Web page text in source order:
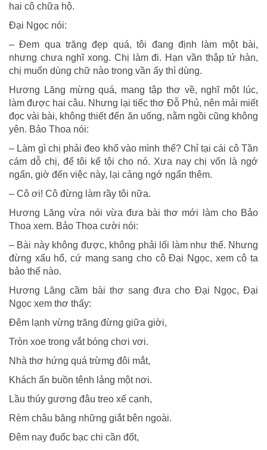
hai cô chữa hộ.
Đại Ngọc nói:
– Đem qua trăng đẹp quá, tôi đang định làm một bài,
nhưng chưa nghĩ xong. Chị làm đi. Hạn vần thập tứ hàn,
chị muốn dùng chữ nào trong vần ấy thì dùng.
Hương Lăng mừng quá, mang tập thơ về, nghĩ một lúc,
làm được hai câu. Nhưng lại tiếc thơ Đỗ Phủ, nên mải miết
đọc vài bài, không thiết đến ăn uống, nằm ngồi cũng không
yên. Bảo Thoa nói:
– Làm gì chị phải đeo khổ vào mình thế? Chỉ tại cái cô Tần
cám dỗ chị, để tôi kể tội cho nó. Xưa nay chị vốn là ngớ
ngẩn, giờ đến việc này, lại cảng ngớ ngẩn thêm.
– Cô ơi! Cô đừng làm rầy tôi nữa.
Hương Lăng vừa nói vừa đưa bài thơ mới làm cho Bảo
Thoa xem. Bảo Thoa cười nói:
– Bài này không được, không phải lối làm như thế. Nhưng
đừng xấu hổ, cứ mang sang cho cô Đại Ngọc, xem cô ta
bảo thế nào.
Hương Lăng cầm bài thơ sang đưa cho Đại Ngọc, Đại
Ngọc xem thơ thấy:
Đêm lạnh vừng trăng đừng giữa giời,
Tròn xoe trong vắt bóng chơi vơi.
Nhà thơ hứng quá trừmg đôi mắt,
Khách ẩn buồn tênh lảng một nơi.
Lầu thúy gương đâu treo xế cạnh,
Rèm châu băng những giắt bên ngoài.
Đêm nay đuốc bạc chi cần đốt,